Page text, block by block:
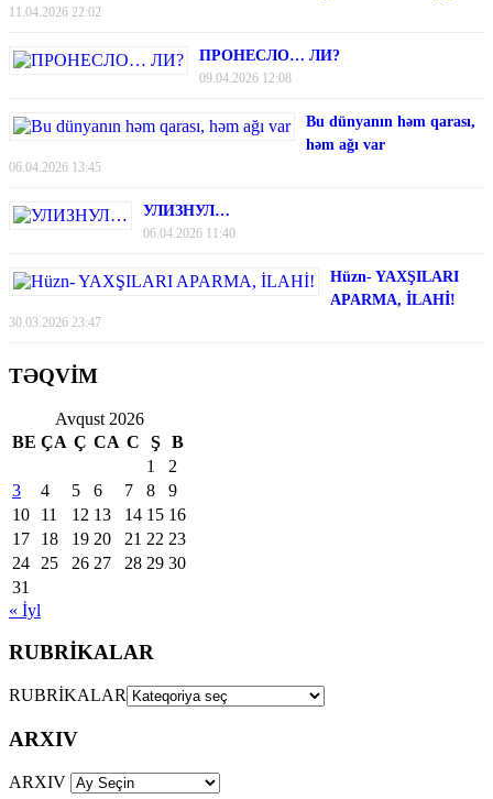
11.04.2026 22:02
ПРОНЕСЛО… ЛИ?
09.04.2026 12:08
Bu dünyanın həm qarası,
həm ağı var
06.04.2026 13:45
УЛИЗНУЛ…
06.04.2026 11:40
Hüzn- YAXŞILARI
APARMA, İLAHİ!
30.03.2026 23:47
TƏQVİM
Avqust 2026
BE ÇA Ç CA C Ş
B
1
2
3
4 5 6 7 8
9
10
11 12 13 14 15 16
17
18 19 20 21 22 23
24
25 26 27 28 29 30
31
« İyl
RUBRİKALAR
RUBRİKALAR
ARXIV
ARXIV